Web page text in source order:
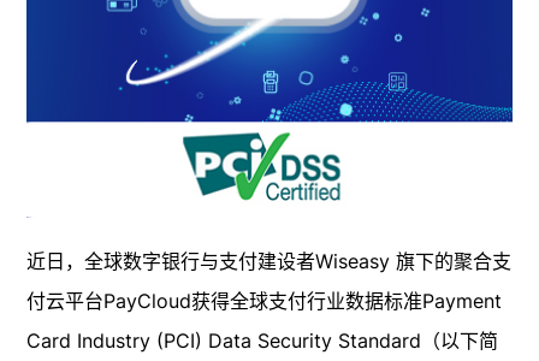
近日，全球数字银行与支付建设者Wiseasy 旗下的聚合支
付云平台PayCloud获得全球支付行业数据标准Payment
Card Industry (PCI) Data Security Standard（以下简